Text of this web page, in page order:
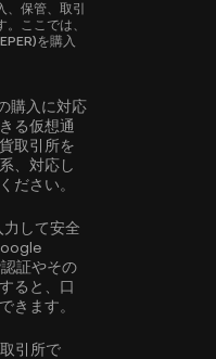
保管、取引
ここでは、
を購入
購入に対応
る仮想通
取引所を
、対応し
ださい。
して安全
証やその
ると、口
きます。
引所で